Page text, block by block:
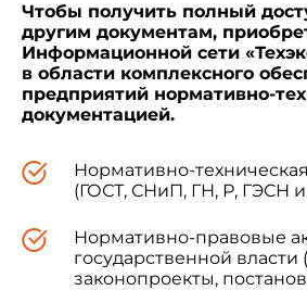
Чтобы получить полный
другим документам,
Информационной сети
в области комплексного
предприятий нормативно-
документацией.
Нормативно-
(ГОСТ, СНиП, ГН, Р, ГЭСН и
Нормативно-правовые
государственной власти
законопроекты,